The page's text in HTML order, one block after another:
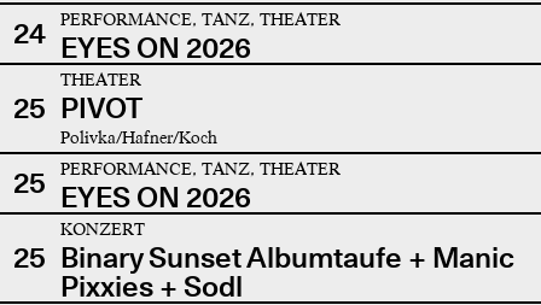
24 PERFORMANCE, TANZ, THEATER
EYES ON 2026
25
THEATER
PIVOT
Polivka/Hafner/Koch
25 PERFORMANCE, TANZ, THEATER
EYES ON 2026
25
KONZERT
Binary Sunset Albumtaufe + Manic
Pixxies + Sodl